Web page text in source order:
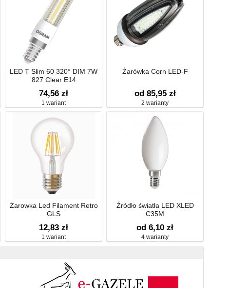
LED T Slim 60 320° DIM 7W
827 Clear E14
74,56 zł
1 wariant
Źarówka Corn LED-F
od 85,95 zł
2 warianty
Żarowka Led Filament Retro
GLS
12,83 zł
1 wariant
Źródło światła LED XLED
C35M
od 6,10 zł
4 warianty